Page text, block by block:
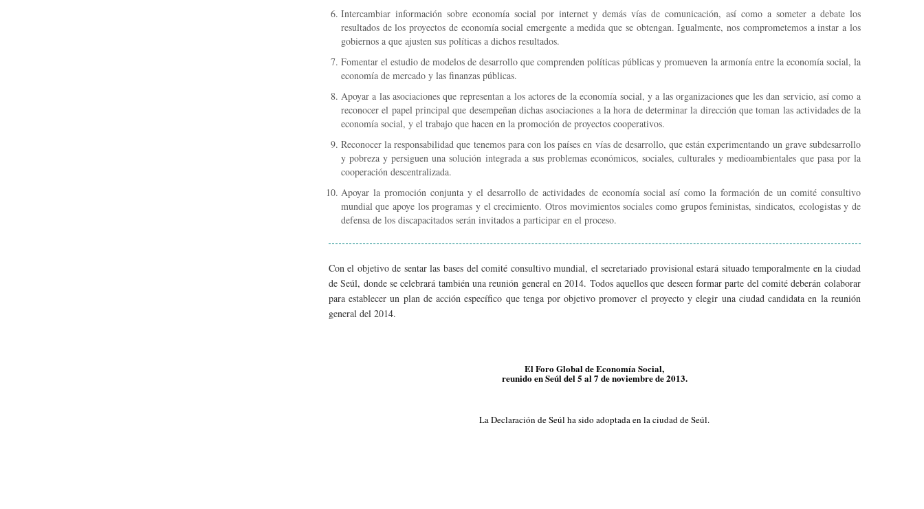
Intercambiar información sobre economía social por internet y demás vías de comunicación, así como a someter a debate los
resultados de los proyectos de economía social emergente a medida que se obtengan. Igualmente, nos comprometemos a instar a los
gobiernos a que ajusten sus políticas a dichos resultados.
Fomentar el estudio de modelos de desarrollo que comprenden políticas públicas y promueven la armonía entre la economía social, la
economía de mercado y las finanzas públicas.
Apoyar a las asociaciones que representan a los actores de la economía social, y a las organizaciones que les dan servicio, así como a
reconocer el papel principal que desempeñan dichas asociaciones a la hora de determinar la dirección que toman las actividades de la
economía social, y el trabajo que hacen en la promoción de proyectos cooperativos.
Reconocer la responsabilidad que tenemos para con los países en vías de desarrollo, que están experimentando un grave subdesarrollo
y pobreza y persiguen una solución integrada a sus problemas económicos, sociales, culturales y medioambientales que pasa por la
cooperación descentralizada.
Apoyar la promoción conjunta y el desarrollo de actividades de economía social así como la formación de un comité consultivo
mundial que apoye los programas y el crecimiento. Otros movimientos sociales como grupos feministas, sindicatos, ecologistas y de
defensa de los discapacitados serán invitados a participar en el proceso.
Con el objetivo de sentar las bases del comité consultivo mundial, el secretariado provisional estará situado temporalmente en la ciudad
de Seúl, donde se celebrará también una reunión general en 2014. Todos aquellos que deseen formar parte del comité deberán colaborar
para establecer un plan de acción específico que tenga por objetivo promover el proyecto y elegir una ciudad candidata en la reunión
general del 2014.
El Foro Global de Economía Social,
reunido en Seúl del 5 al 7 de noviembre de 2013.
La Declaración de Seúl ha sido adoptada en la ciudad de Seúl.